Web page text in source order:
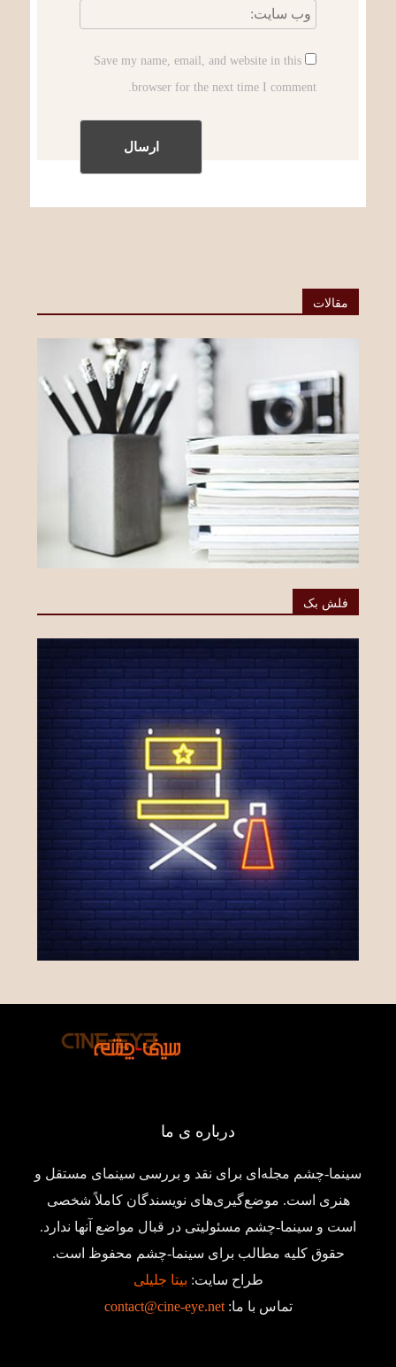
Save my name, email, and website in this
browser for the next time I comment.
مقالات
فلش بک
درباره ی ما
سینما-چشم مجله‌ای برای نقد و بررسی سینمای مستقل و
هنری است. موضع‌گیری‌های نویسندگان کاملاً شخصی
است و سینما-چشم مسئولیتی در قبال مواضع آنها ندارد.
حقوق کلیه مطالب برای سینما-چشم محفوظ است.
طراح سایت: بیتا جلیلی
تماس با ما:contact@cine-eye.net